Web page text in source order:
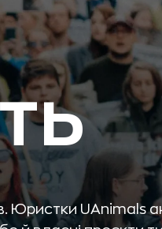
Юристки UAnimals